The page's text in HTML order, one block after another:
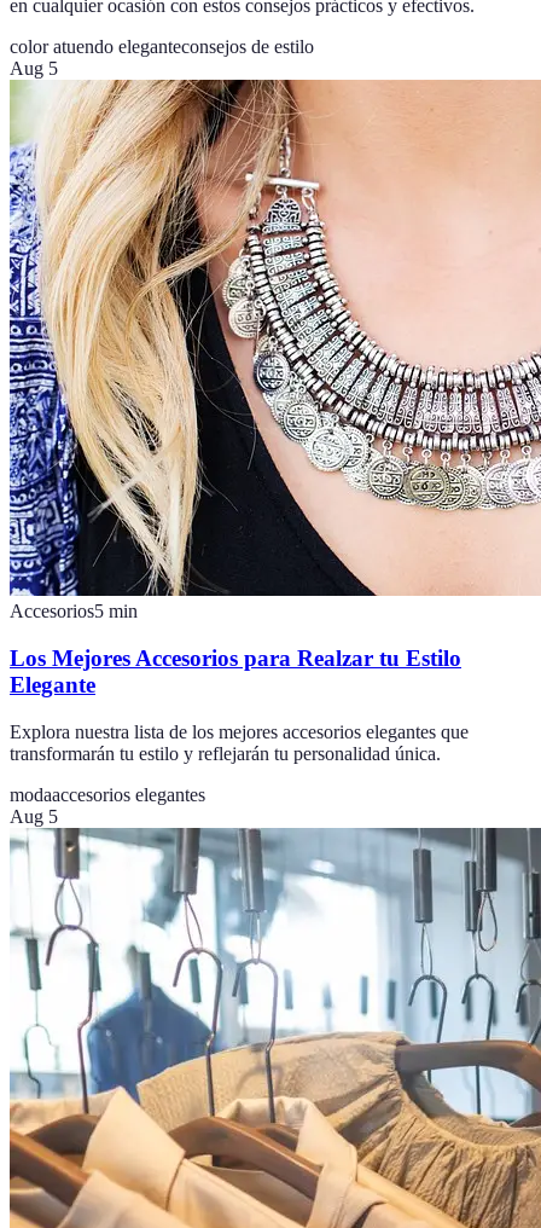
en cualquier ocasión con estos consejos prácticos y efectivos.
color atuendo eleganteconsejos de estilo
Aug 5
Accesorios5 min
Los Mejores Accesorios para Realzar tu Estilo
Elegante
Explora nuestra lista de los mejores accesorios elegantes que
transformarán tu estilo y reflejarán tu personalidad única.
modaaccesorios elegantes
Aug 5